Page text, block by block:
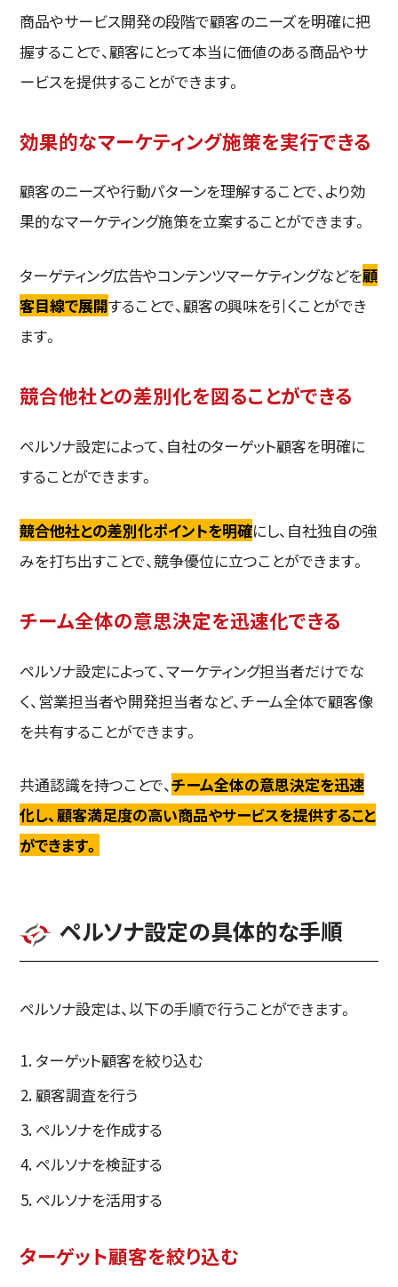
商品やサービス開発の段階で顧客のニーズを明確に把
握することで、顧客にとって本当に価値のある商品やサ
ービスを提供することができます。
効果的なマーケティング施策を実行できる
顧客のニーズや行動パターンを理解することで、より効
果的なマーケティング施策を立案することができます。
ターゲティング広告やコンテンツマーケティングなどを顧
客目線で展開することで、顧客の興味を引くことができ
ます。
競合他社との差別化を図ることができる
ペルソナ設定によって、自社のターゲット顧客を明確に
することができます。
競合他社との差別化ポイントを明確にし、自社独自の強
みを打ち出すことで、競争優位に立つことができます。
チーム全体の意思決定を迅速化できる
ペルソナ設定によって、マーケティング担当者だけでな
く、営業担当者や開発担当者など、チーム全体で顧客像
を共有することができます。
共通認識を持つことで、チーム全体の意思決定を迅速
化し、顧客満足度の高い商品やサービスを提供すること
ができます。
ペルソナ設定の具体的な手順
ペルソナ設定は、以下の手順で行うことができます。
ターゲット顧客を絞り込む
顧客調査を行う
ペルソナを作成する
ペルソナを検証する
ペルソナを活用する
ターゲット顧客を絞り込む